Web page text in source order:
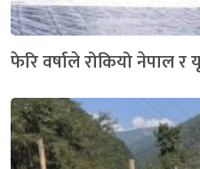
फेरि वर्षाले रोकियो नेपाल